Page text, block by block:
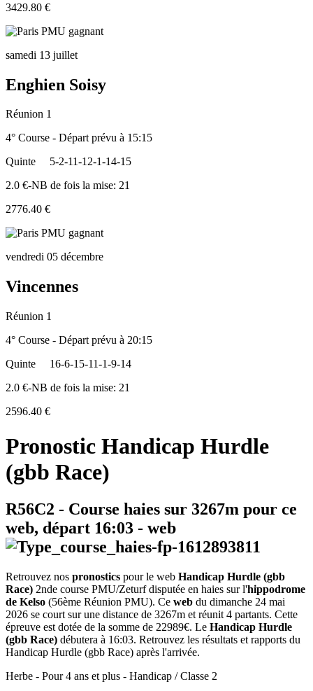
3429.80 €
samedi 13 juillet
Enghien Soisy
Réunion 1
4° Course - Départ prévu à 15:15
Quinte
5-2-11-12-1-14-15
2.0 €-NB de fois la mise: 21
2776.40 €
vendredi 05 décembre
Vincennes
Réunion 1
4° Course - Départ prévu à 20:15
Quinte
16-6-15-11-1-9-14
2.0 €-NB de fois la mise: 21
2596.40 €
Pronostic Handicap Hurdle
(gbb Race)
R56C2 - Course haies sur 3267m pour ce
web, départ 16:03 - web
Retrouvez nos pronostics pour le web Handicap Hurdle (gbb
Race) 2nde course PMU/Zeturf disputée en haies sur l'hippodrome
de Kelso (56ème Réunion PMU). Ce web du dimanche 24 mai
2026 se court sur une distance de 3267m et réunit 4 partants. Cette
épreuve est dotée de la somme de 22989€. Le Handicap Hurdle
(gbb Race) débutera à 16:03. Retrouvez les résultats et rapports du
Handicap Hurdle (gbb Race) après l'arrivée.
Herbe - Pour 4 ans et plus - Handicap / Classe 2